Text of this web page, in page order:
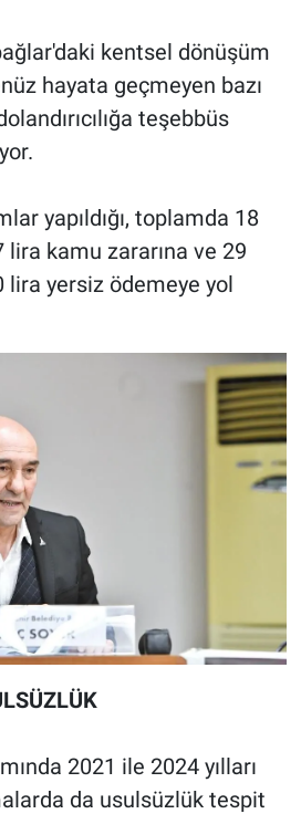
kentsel dönüşüm
hayata geçmeyen bazı
teşebbüs
yapıldığı, toplamda 18
kamu zararına ve 29
lira yersiz ödemeye yol
2021 ile 2024 yılları
da usulsüzlük tespit